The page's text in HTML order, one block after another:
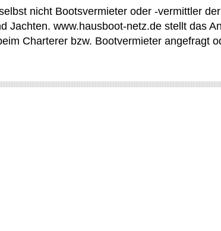
nicht Bootsvermieter oder -vermittler
Jachten. www.hausboot-netz.de stellt das
Charterer bzw. Bootvermieter angefragt